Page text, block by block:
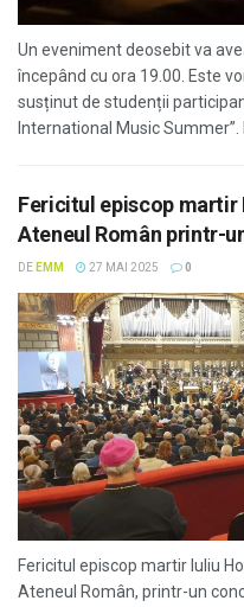
Un eveniment deosebit va
începând cu ora 19.00. Este
susținut de studenții
International Music Summer”.
Fericitul episcop martir
Ateneul Român printr-
DE EMM 27 MAI 2025 0
Fericitul episcop martir Iuliu
Ateneul Român, printr-un